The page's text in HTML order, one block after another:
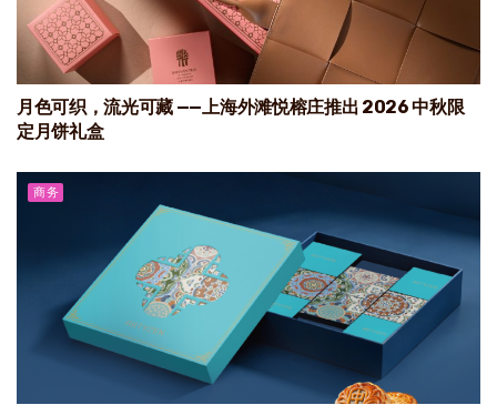
月色可织，流光可藏 ——上海外滩悦榕庄推出 2026 中秋限
定月饼礼盒
商务